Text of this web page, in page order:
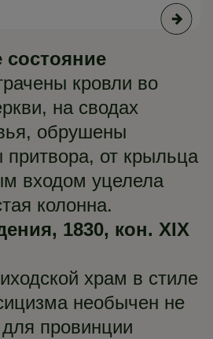
кровли во
на сводах
обрушены
притвора, от крыльца
входом уцелела
колонна.
1830, кон. XIX
храм в стиле
необычен не
провинции